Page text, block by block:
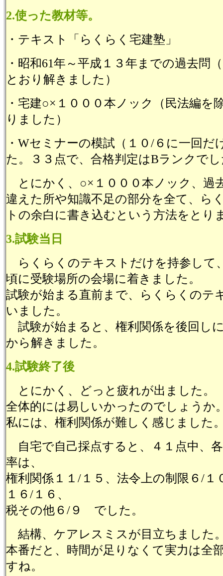
2.使った教材等。
・テキスト「らくらく宅建塾」
・昭和61年～平成１３年までの過去問
とおり解きました）
・宅建○×１０００本ノック（民法編を
りました）
・Wセミナーの模試（１０/６に一回だ
た。３３点で、合格判定はBランクで
とにかく、○×１０００本ノック、過
違えた所や知識不足の部分を全て、ら
トの余白に書き込むという方法をとり
3.試験当日
らくらくのテキストだけを持参して
頃に受験場所の会場に着きました。
試験が始まる直前まで、らくらくのテ
いました。
試験が始まると、権利関係を後回し
から解きました。
4.試験終了後
とにかく、どっと疲れが出ました。
全体的には易しいかったのでしょうか
私には、権利関係が難しく感じました
自宅で自己採点すると、４１点中、
率は、
権利関係１１/１５、法令上の制限６/１
１６/１６、
税その他６/９ でした。
結構、ケアレスミスが目立ちました
本番だと、時間が足りなくて実力は全
すね。